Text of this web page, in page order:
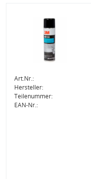
Art.Nr.:
Hersteller:
Teilenummer:
EAN-Nr.: